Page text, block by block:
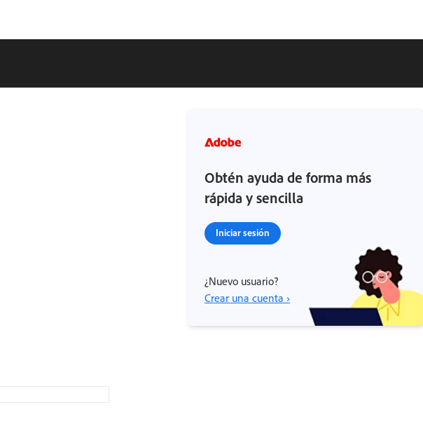
Obtén ayuda de forma más
rápida y sencilla
Iniciar sesión
¿Nuevo usuario?
Crear una cuenta ›